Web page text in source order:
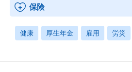
保険
健康 厚生年金 雇用 労災